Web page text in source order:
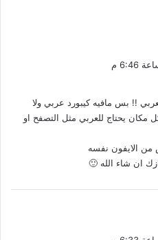
!! بس مافيه كيبورد عربي ولا
مكان يحتاج للعربي مثل التصفح او
الايفون نفسه
ان شاء الله 🙂